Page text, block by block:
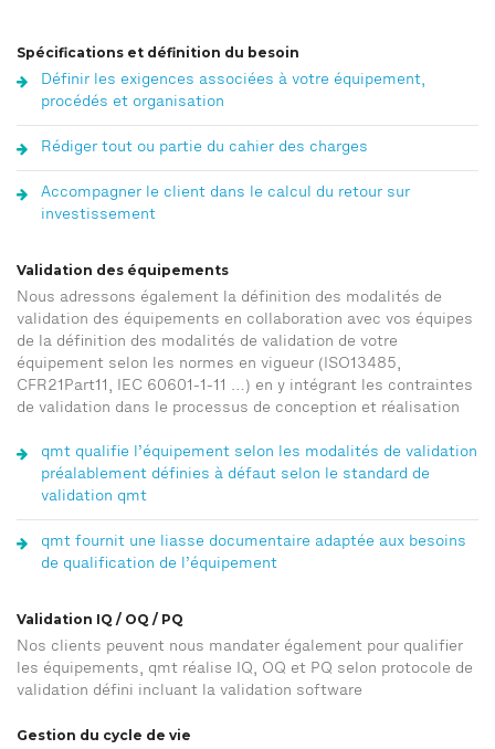
Spécifications et définition du besoin
Définir les exigences associées à votre équipement,
procédés et organisation
Rédiger tout ou partie du cahier des charges
Accompagner le client dans le calcul du retour sur
investissement
Validation des équipements
Nous adressons également la définition des modalités de
validation des équipements en collaboration avec vos équipes
de la définition des modalités de validation de votre
équipement selon les normes en vigueur (ISO13485,
CFR21Part11, IEC 60601-1-11 …) en y intégrant les contraintes
de validation dans le processus de conception et réalisation
qmt qualifie l’équipement selon les modalités de validation
préalablement définies à défaut selon le standard de
validation qmt
qmt fournit une liasse documentaire adaptée aux besoins
de qualification de l’équipement
Validation IQ / OQ / PQ
Nos clients peuvent nous mandater également pour qualifier
les équipements, qmt réalise IQ, OQ et PQ selon protocole de
validation défini incluant la validation software
Gestion du cycle de vie